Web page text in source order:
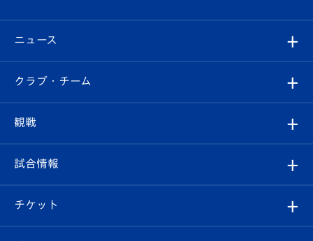
ニュース
すべて
クラブ
試合情報
クラブ・チーム
クラブ概要
エンブレム紹介
観戦
観戦ルール
はじめての観戦ガイド
試合情報
試合日程/結果
チケット